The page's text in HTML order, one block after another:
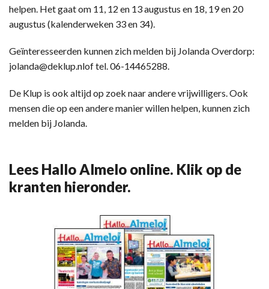
helpen. Het gaat om 11, 12 en 13 augustus en 18, 19 en 20
augustus (kalenderweken 33 en 34).
Geïnteresseerden kunnen zich melden bij Jolanda Overdorp:
jolanda@deklup.nlof tel. 06-14465288.
De Klup is ook altijd op zoek naar andere vrijwilligers. Ook
mensen die op een andere manier willen helpen, kunnen zich
melden bij Jolanda.
Lees Hallo Almelo online. Klik op de
kranten hieronder.